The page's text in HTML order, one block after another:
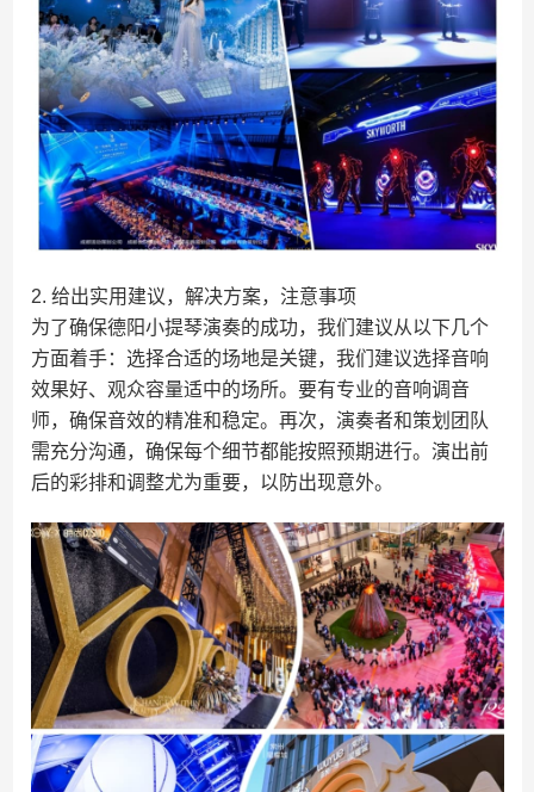
2. 给出实用建议，解决方案，注意事项
为了确保德阳小提琴演奏的成功，我们建议从以下几个
方面着手：选择合适的场地是关键，我们建议选择音响
效果好、观众容量适中的场所。要有专业的音响调音
师，确保音效的精准和稳定。再次，演奏者和策划团队
需充分沟通，确保每个细节都能按照预期进行。演出前
后的彩排和调整尤为重要，以防出现意外。